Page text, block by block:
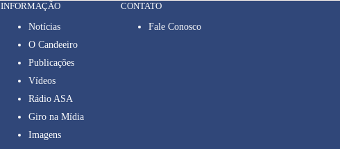
INFORMAÇÃO
Notícias
O Candeeiro
Publicações
Vídeos
Rádio ASA
Giro na Mídia
Imagens
CONTATO
Fale Conosco